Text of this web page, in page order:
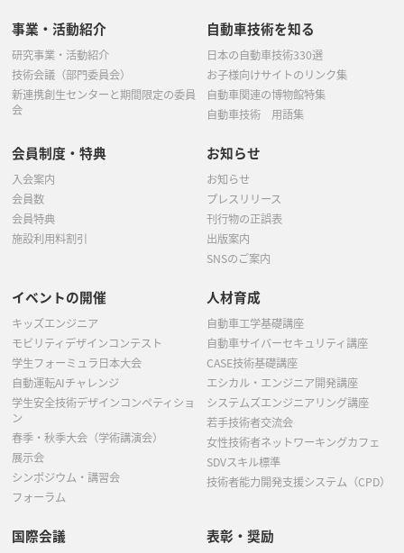
事業・活動紹介
研究事業・活動紹介
技術会議（部門委員会）
新連携創生センターと期間限定の委員
会
自動車技術を知る
日本の自動車技術330選
お子様向けサイトのリンク集
自動車関連の博物館特集
自動車技術 用語集
会員制度・特典
入会案内
会員数
会員特典
施設利用料割引
お知らせ
お知らせ
プレスリリース
刊行物の正誤表
出版案内
SNSのご案内
イベントの開催
キッズエンジニア
モビリティデザインコンテスト
学生フォーミュラ日本大会
自動運転AIチャレンジ
学生安全技術デザインコンペティショ
ン
春季・秋季大会（学術講演会）
展示会
シンポジウム・講習会
フォーラム
人材育成
自動車工学基礎講座
自動車サイバーセキュリティ講座
CASE技術基礎講座
エシカル・エンジニア開発講座
システムズエンジニアリング講座
若手技術者交流会
女性技術者ネットワーキングカフェ
SDVスキル標準
技術者能力開発支援システム（CPD）
国際会議 表彰・奨励